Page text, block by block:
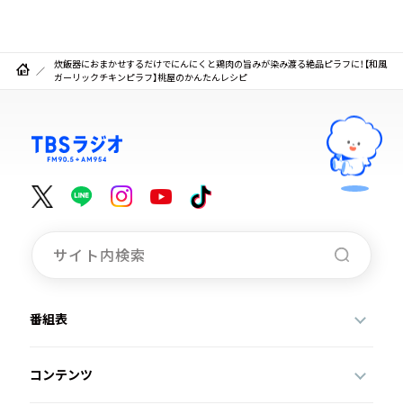
炊飯器におまかせするだけでにんにくと鶏肉の旨みが染み渡る絶品ピラフに！【和風
ガーリックチキンピラフ】桃屋のかんたんレシピ
番組表
コンテンツ